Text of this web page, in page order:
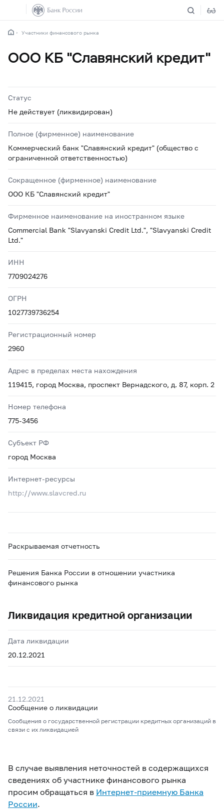
Участники финансового рынка
ООО КБ "Славянский кредит"
Статус
Не действует (ликвидирован)
Полное (фирменное) наименование
Коммерческий банк "Славянский кредит" (общество с
ограниченной ответственностью)
Сокращенное (фирменное) наименование
ООО КБ "Славянский кредит"
Фирменное наименование на иностранном языке
Commercial Bank "Slavyanski Credit Ltd.", "Slavyanski Credit
Ltd."
ИНН
7709024276
ОГРН
1027739736254
Регистрационный номер
2960
Адрес в пределах места нахождения
119415, город Москва, проспект Вернадского, д. 87, корп. 2
Номер телефона
775-3456
Субъект РФ
город Москва
Интернет-ресурсы
http://www.slavcred.ru
Раскрываемая отчетность
Решения Банка России в отношении участника
финансового рынка
Ликвидация кредитной организации
Дата ликвидации
20.12.2021
21.12.2021
Сообщение о ликвидации
Сообщения о государственной регистрации кредитных организаций в
связи с их ликвидацией
В случае выявления неточностей в содержащихся
сведениях об участнике финансового рынка
просим обращаться в Интернет-приемную Банка
России.